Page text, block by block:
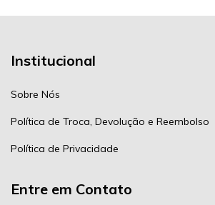
Institucional
Sobre Nós
Política de Troca, Devolução e Reembolso
Política de Privacidade
Entre em Contato